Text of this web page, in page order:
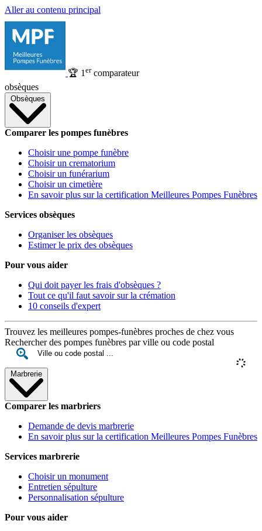
Aller au contenu principal
🏆 1 ercomparateur
obsèques
Obsèques
Comparer les pompes funèbres
Choisir une pompe funèbre
Choisir un crematorium
Choisir un funérarium
Choisir un cimetière
En savoir plus sur la certification Meilleures Pompes Funèbres
Services obsèques
Organiser les obsèques
Estimer le prix des obsèques
Pour vous aider
Qui doit payer les frais d'obsèques ?
Tout ce qu'il faut savoir sur la crémation
10 conseils d'expert
Trouvez les meilleures pompes-funèbres proches de chez vous
Rechercher des pompes funèbres par ville ou code postal
Marbrerie
Comparer les marbriers
Demande de devis marbrerie
En savoir plus sur la certification Meilleures Pompes Funèbres
Services marbrerie
Choisir un monument
Entretien sépulture
Personnalisation sépulture
Pour vous aider